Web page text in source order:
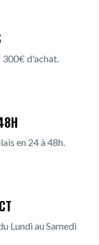
300€ d'achat.
en 24 à 48h.
Lundi au Samedi